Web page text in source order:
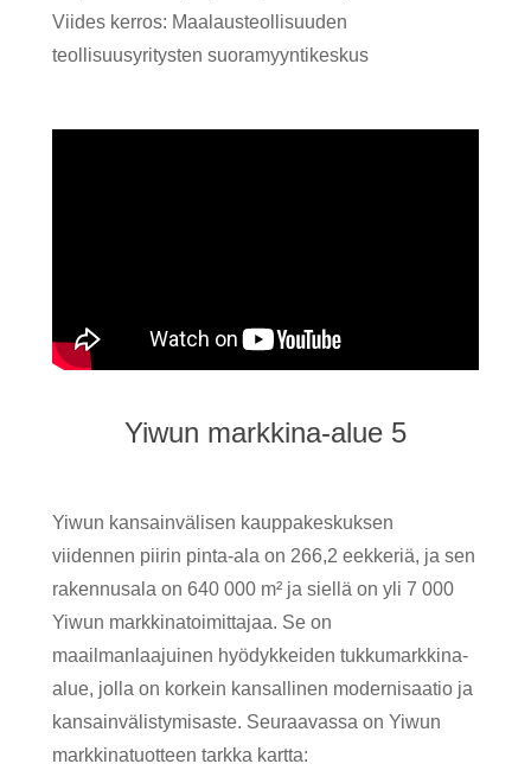
Viides kerros: Maalausteollisuuden
teollisuusyritysten suoramyyntikeskus
Yiwun markkina-alue 5
Yiwun kansainvälisen kauppakeskuksen
viidennen piirin pinta-ala on 266,2 eekkeriä, ja sen
rakennusala on 640 000 m² ja siellä on yli 7 000
Yiwun markkinatoimittajaa. Se on
maailmanlaajuinen hyödykkeiden tukkumarkkina-
alue, jolla on korkein kansallinen modernisaatio ja
kansainvälistymisaste. Seuraavassa on Yiwun
markkinatuotteen tarkka kartta: